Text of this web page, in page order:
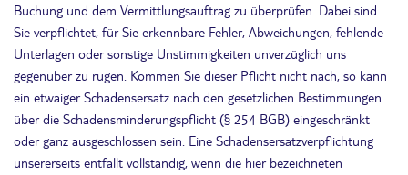
Buchung und dem Vermittlungsauftrag zu überprüfen. Dabei sind
Sie verpflichtet, für Sie erkennbare Fehler, Abweichungen, fehlende
Unterlagen oder sonstige Unstimmigkeiten unverzüglich uns
gegenüber zu rügen. Kommen Sie dieser Pflicht nicht nach, so kann
ein etwaiger Schadensersatz nach den gesetzlichen Bestimmungen
über die Schadensminderungspflicht (§ 254 BGB) eingeschränkt
oder ganz ausgeschlossen sein. Eine Schadensersatzverpflichtung
unsererseits entfällt vollständig, wenn die hier bezeichneten